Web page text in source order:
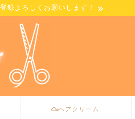
録よろしくお願いします！
ヘアクリーム